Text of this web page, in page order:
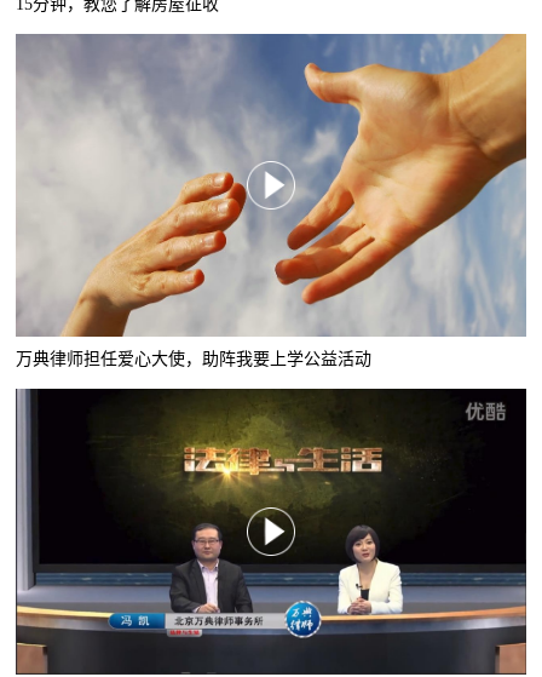
15分钟，教您了解房屋征收
万典律师担任爱心大使，助阵我要上学公益活动